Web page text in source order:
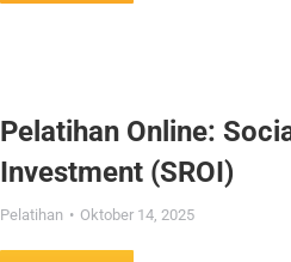
Pelatihan Online:
Investment (SROI)
Pelatihan Oktober 14, 2025